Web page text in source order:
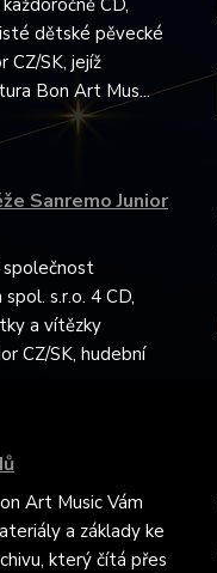
CD,
dětské pěvecké
CZ/SK, jejíž
Bon Art Mus...
Sanremo Junior
s.r.o. 4 CD,
a vítězky
CZ/SK, hudební
Art Music Vám
a základy ke
který čítá přes